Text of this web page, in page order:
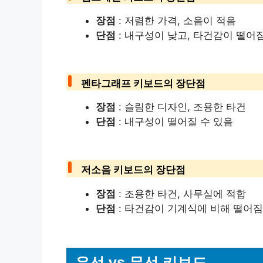
장점 : 저렴한 가격, 소음이 적음
단점 : 내구성이 낮고, 타건감이 떨어
펜타그래프 키보드의 장단점
장점 : 슬림한 디자인, 조용한 타건
단점 : 내구성이 떨어질 수 있음
저소음 키보드의 장단점
장점 : 조용한 타건, 사무실에 적합
단점 : 타건감이 기계식에 비해 떨어짐